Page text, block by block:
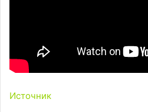
Источник